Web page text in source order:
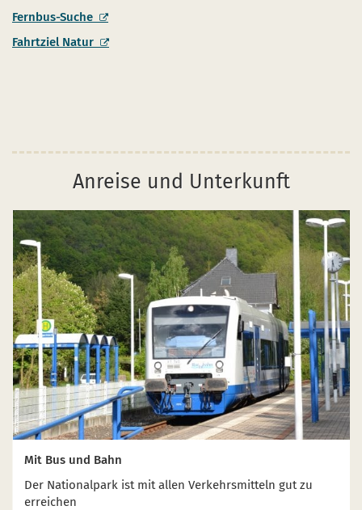
Fernbus-Suche
Fahrtziel Natur
Anreise und Unterkunft
Mit Bus und Bahn
Der Nationalpark ist mit allen Verkehrsmitteln gut zu
erreichen